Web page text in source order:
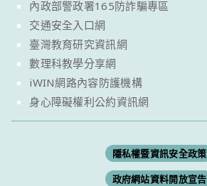
內政部警政署165防詐騙專區
交通安全入口網
臺灣教育研究資訊網
數理科教學分享網
iWIN網路內容防護機構
身心障礙權利公約資訊網
隱私權暨資訊安全政策
政府網站資料開放宣告